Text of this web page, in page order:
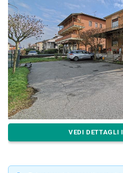
VEDI DETTAGLI